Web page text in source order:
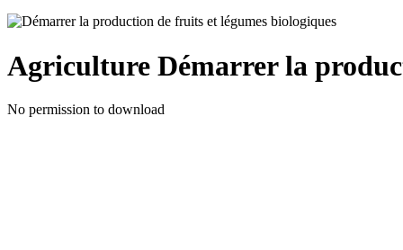
Agriculture Démarrer la
No permission to download